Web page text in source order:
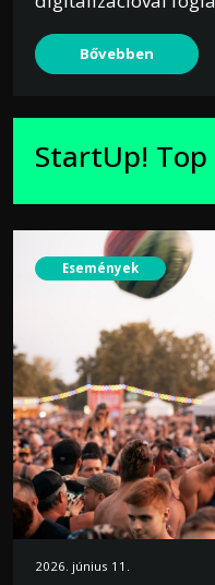
Bővebben
StartUp! Top
Események
2026. június 11.